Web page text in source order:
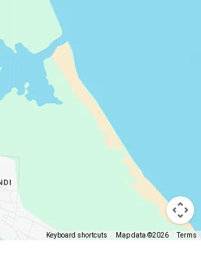
Keyboard shortcuts Map data ©2026 Terms